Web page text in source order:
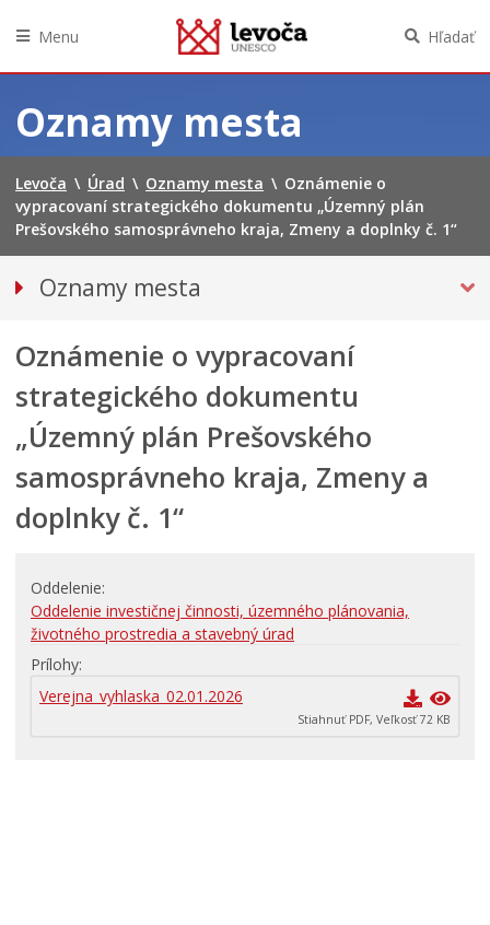
obsah
Menu Hľadať
Oznamy mesta
Levoča \ Úrad \ Oznamy mesta \ Oznámenie o
vypracovaní strategického dokumentu „Územný plán
Prešovského samosprávneho kraja, Zmeny a doplnky č. 1“
Oznamy mesta
Bezpečnosť
Doprava, údržba komunikácií
Financie
Kultúra, šport a propagácia
PRIMÁTOR INFORMUJE
RODINA, ŽIVOT, BÝVANIE
STAVBY, PRENÁJMY A POZEMKY
Zamestnanie v samospráve
Životné prostredie a odpady
Oznámenie o vypracovaní
strategického dokumentu
„Územný plán Prešovského
samosprávneho kraja, Zmeny a
doplnky č. 1“
Oddelenie
Oddelenie investičnej činnosti, územného plánovania,
životného prostredia a stavebný úrad
Prílohy
Verejna_vyhlaska_02.01.2026
Stiahnuť PDF, Veľkosť 72 KB